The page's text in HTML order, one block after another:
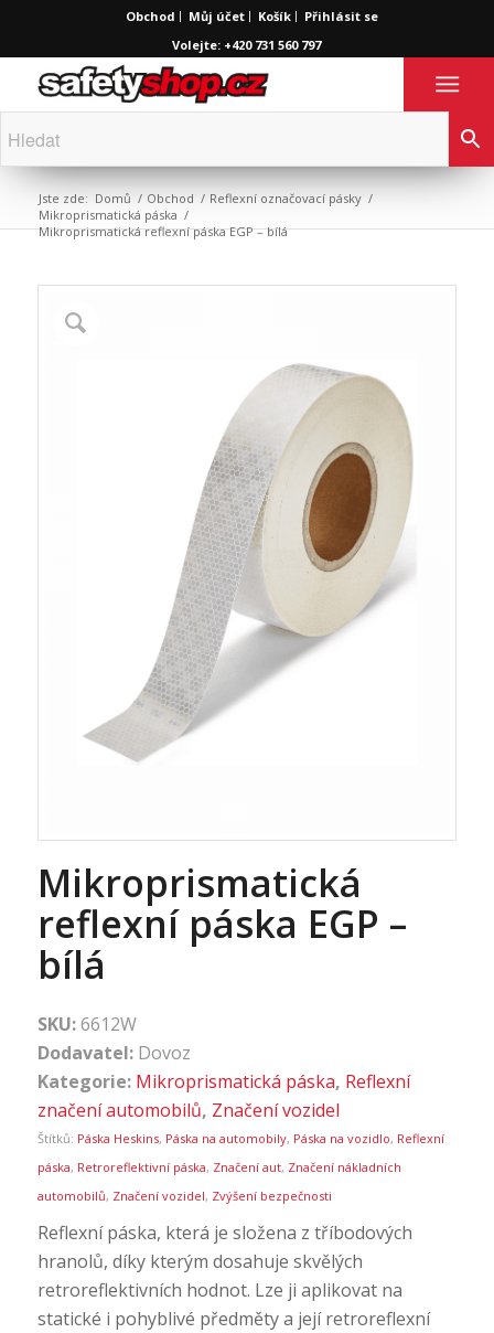
Obchod Můj účet Košík
Přihlásit se
Volejte: +420 731 560 797
Jste zde: Domů / Obchod / Reflexní označovací pásky /
Mikroprismatická páska /
Mikroprismatická reflexní páska EGP – bílá
Mikroprismatická
reflexní páska EGP –
bílá
SKU:6612W
Dodavatel: Dovoz
Kategorie: Mikroprismatická páska, Reflexní
značení automobilů, Značení vozidel
Štítků: Páska Heskins, Páska na automobily, Páska na vozidlo, Reflexní
páska, Retroreflektivní páska, Značení aut, Značení nákladních
automobilů, Značení vozidel, Zvýšení bezpečnosti
Reflexní páska, která je složena z tříbodových
hranolů, díky kterým dosahuje skvělých
retroreflektivních hodnot. Lze ji aplikovat na
statické i pohyblivé předměty a její retroreflexní